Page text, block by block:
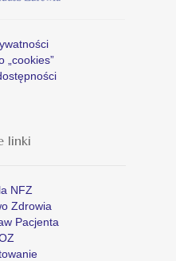
„cookies”
linki
NFZ
Zdrowia
Pacjenta